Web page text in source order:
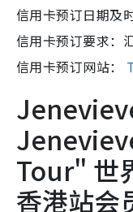
信用卡预订日期及
信用卡预订要求：
信用卡预订网站：
Tour" 世
香港站会